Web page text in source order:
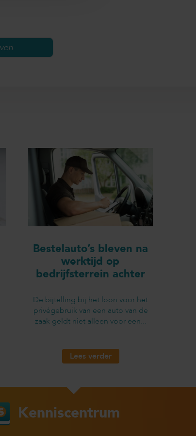
Bestelauto’s bleven na
werktijd op
bedrijfsterrein achter
De bijtelling bij het loon voor het
privégebruik van een auto van de
zaak geldt niet alleen voor een...
Lees verder
Kenniscentrum